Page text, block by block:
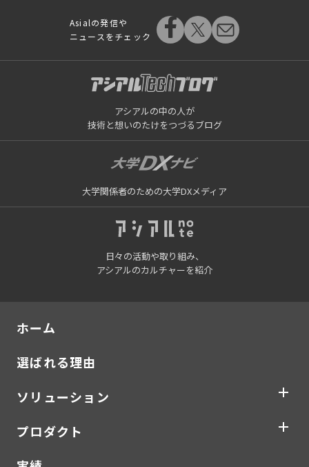
Asialの発信や
ニュースをチェック
アシアルの中の人が
技術と想いのたけをつづるブログ
大学関係者のための大学DXメディア
日々の活動や取り組み、
アシアルのカルチャーを紹介
ホーム
選ばれる理由
ソリューション
プロダクト